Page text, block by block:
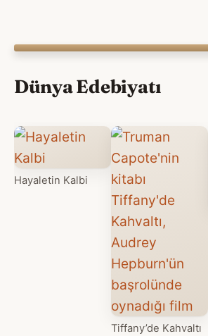
Dünya Edebiyatı
Hayaletin Kalbi
Tiffany’de Kahvaltı